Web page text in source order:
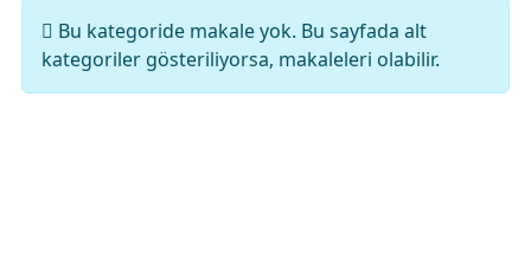
Bilgi
Bu kategoride makale yok. Bu sayfada alt
kategoriler gösteriliyorsa, makaleleri olabilir.